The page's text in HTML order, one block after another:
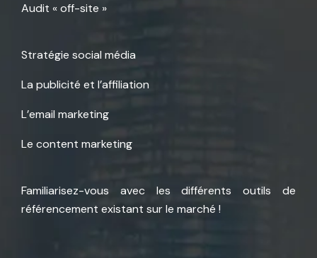
Audit « off-site »
Stratégie social média
La publicité et l’affiliation
L’email marketing
Le content marketing
Familiarisez-vous avec les différents outils de
référencement existant sur le marché !